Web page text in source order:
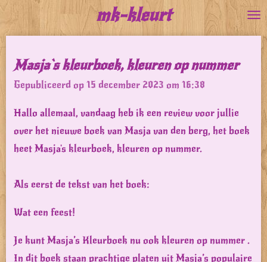
direct
de
hoofdinhoud
mk-kleurt
Masja`s kleurboek, kleuren op nummer
Gepubliceerd op 15 december 2023 om 16:38
Hallo allemaal, vandaag heb ik een review voor jullie
over het nieuwe boek van Masja van den berg, het boek
heet Masja's kleurboek, kleuren op nummer.
Als eerst de tekst van het boek:
Wat een feest!
Je kunt Masja’s Kleurboek nu ook kleuren op nummer .
In dit boek staan prachtige platen uit Masja’s populaire